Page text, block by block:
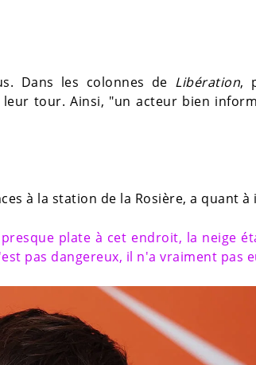
Dans les colonnes de Libération,
tour. Ainsi, "un acteur bien
à la station de la Rosière, a quant à
plate à cet endroit, la neige
pas dangereux, il n'a vraiment pas